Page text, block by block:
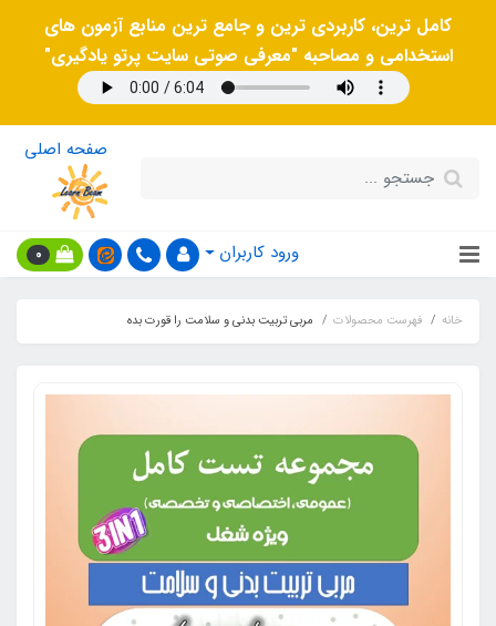
کامل ترین، کاربردی ترین و جامع ترین منابع آزمون های
استخدامی و مصاحبه "معرفی صوتی سایت پرتو یادگیری"
صفحه اصلی
ورود کاربران 0
خانه فهرست محصولات مربی تربیت بدنی و سلامت را قورت بده